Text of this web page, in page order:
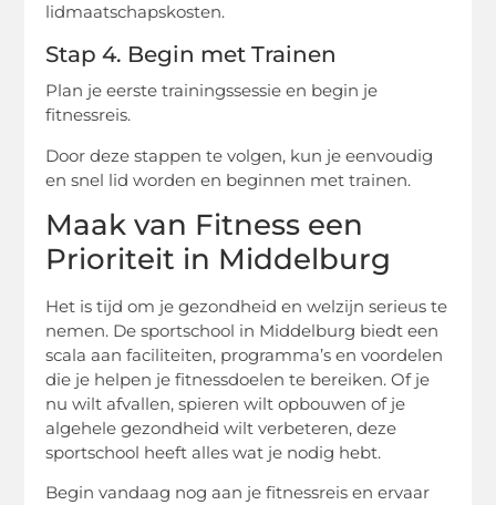
lidmaatschapskosten.
Stap 4. Begin met Trainen
Plan je eerste trainingssessie en begin je
fitnessreis.
Door deze stappen te volgen, kun je eenvoudig
en snel lid worden en beginnen met trainen.
Maak van Fitness een
Prioriteit in Middelburg
Het is tijd om je gezondheid en welzijn serieus te
nemen. De sportschool in Middelburg biedt een
scala aan faciliteiten, programma’s en voordelen
die je helpen je fitnessdoelen te bereiken. Of je
nu wilt afvallen, spieren wilt opbouwen of je
algehele gezondheid wilt verbeteren, deze
sportschool heeft alles wat je nodig hebt.
Begin vandaag nog aan je fitnessreis en ervaar